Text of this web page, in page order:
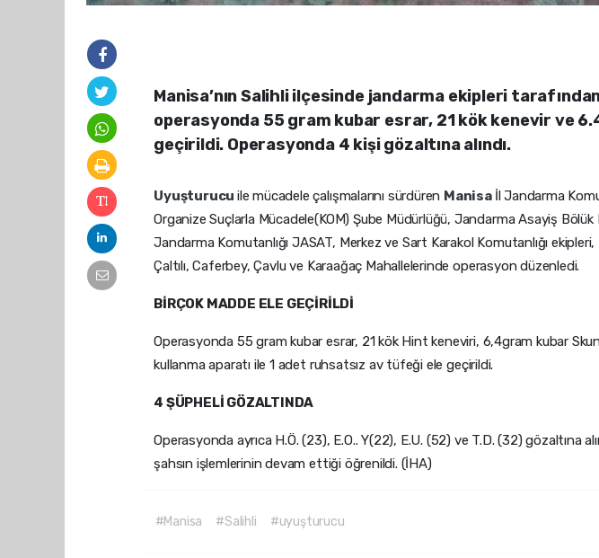
Manisa’nın Salihli ilçesinde jandarma ekipleri
operasyonda 55 gram kubar esrar, 21 kök kenevir ve
geçirildi. Operasyonda 4 kişi gözaltına alındı.
Uyuşturucu ile mücadele çalışmalarını sürdüren Manisa İl Jandarma
Organize Suçlarla Mücadele(KOM) Şube Müdürlüğü, Jandarma Asayiş Bölük
Jandarma Komutanlığı JASAT, Merkez ve Sart Karakol Komutanlığı ekipleri,
Çaltılı, Caferbey, Çavlu ve Karaağaç Mahallelerinde operasyon düzenledi.
BİRÇOK MADDE ELE GEÇİRİLDİ
Operasyonda 55 gram kubar esrar, 21 kök Hint keneviri, 6,4gram kubar
kullanma aparatı ile 1 adet ruhsatsız av tüfeği ele geçirildi.
4 ŞÜPHELİ GÖZALTINDA
Operasyonda ayrıca H.Ö. (23), E.O.. Y(22), E.U. (52) ve T.D. (32) gözaltına
şahsın işlemlerinin devam ettiği öğrenildi. (İHA)
#Manisa #Salihli #uyuşturucu